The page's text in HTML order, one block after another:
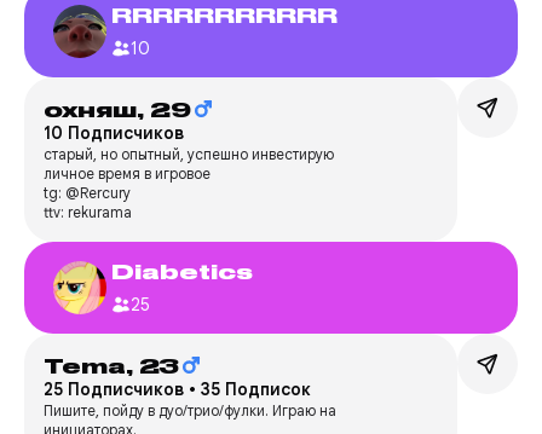
RRRRRRRRRRR
10
охняш, 29
10 Подписчиков
старый, но опытный, успешно инвестирую
личное время в игровое
tg: @Rercury
ttv: rekurama
Diabetics
25
Tema, 23
25 Подписчиков • 35 Подписок
Пишите, пойду в дуо/трио/фулки. Играю на
инициаторах.